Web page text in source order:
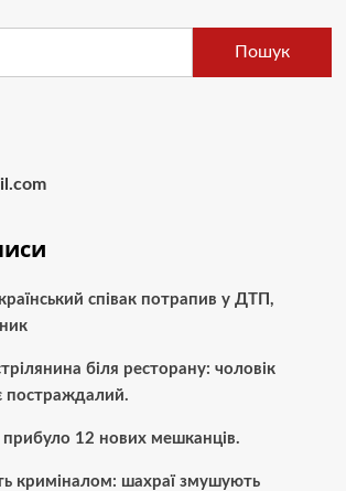
Пошук
співак потрапив у ДТП,
біля ресторану: чоловік
постраждалий.
прибуло 12 нових мешканців.
криміналом: шахраї змушують